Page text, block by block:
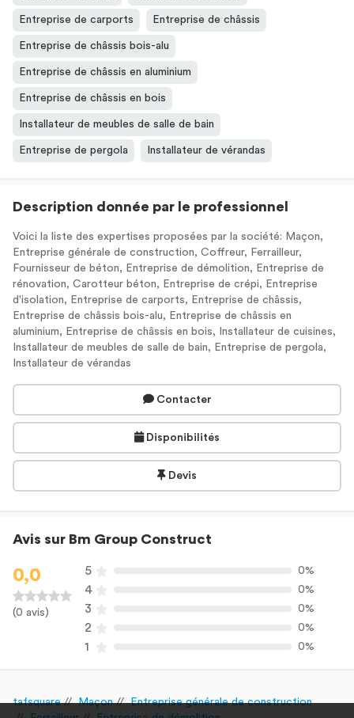
Entreprise de carports Entreprise de châssis
Entreprise de châssis bois-alu
Entreprise de châssis en aluminium
Entreprise de châssis en bois
Installateur de meubles de salle de bain
Entreprise de pergola Installateur de vérandas
Description donnée par le professionnel
Voici la liste des expertises proposées par la société: Maçon,
Entreprise générale de construction, Coffreur, Ferrailleur,
Fournisseur de béton, Entreprise de démolition, Entreprise de
rénovation, Carotteur béton, Entreprise de crépi, Entreprise
d'isolation, Entreprise de carports, Entreprise de châssis,
Entreprise de châssis bois-alu, Entreprise de châssis en
aluminium, Entreprise de châssis en bois, Installateur de cuisines,
Installateur de meubles de salle de bain, Entreprise de pergola,
Installateur de vérandas
Contacter
Disponibilités
Devis
Avis sur Bm Group Construct
0,0
(0 avis)
5 0%
4 0%
3 0%
2 0%
1 0%
tafsquare Maçon
Entreprise générale de construction